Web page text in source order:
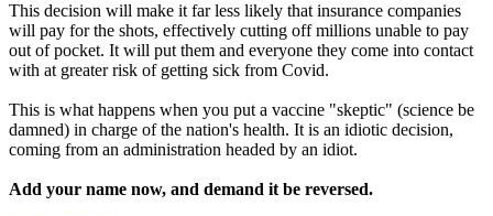
This decision will make it far less likely that insurance companies
will pay for the shots, effectively cutting off millions unable to pay
out of pocket. It will put them and everyone they come into contact
with at greater risk of getting sick from Covid.
This is what happens when you put a vaccine "skeptic" (science be
damned) in charge of the nation's health. It is an idiotic decision,
coming from an administration headed by an idiot.
Add your name now, and demand it be reversed.